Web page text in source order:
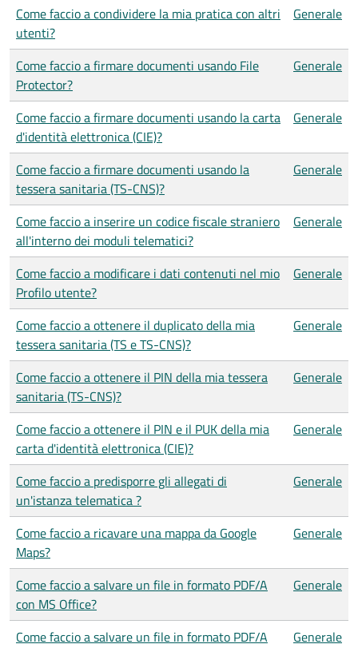
Come faccio a condividere la mia pratica con altri
utenti?
Generale
Come faccio a firmare documenti usando File
Protector?
Generale
Come faccio a firmare documenti usando la carta
d'identità elettronica (CIE)?
Generale
Come faccio a firmare documenti usando la
tessera sanitaria (TS-CNS)?
Generale
Come faccio a inserire un codice fiscale straniero
all'interno dei moduli telematici?
Generale
Come faccio a modificare i dati contenuti nel mio
Profilo utente?
Generale
Come faccio a ottenere il duplicato della mia
tessera sanitaria (TS e TS-CNS)?
Generale
Come faccio a ottenere il PIN della mia tessera
sanitaria (TS-CNS)?
Generale
Come faccio a ottenere il PIN e il PUK della mia
carta d'identità elettronica (CIE)?
Generale
Come faccio a predisporre gli allegati di
un'istanza telematica ?
Generale
Come faccio a ricavare una mappa da Google
Maps?
Generale
Come faccio a salvare un file in formato PDF/A
con MS Office?
Generale
Come faccio a salvare un file in formato PDF/A
Generale